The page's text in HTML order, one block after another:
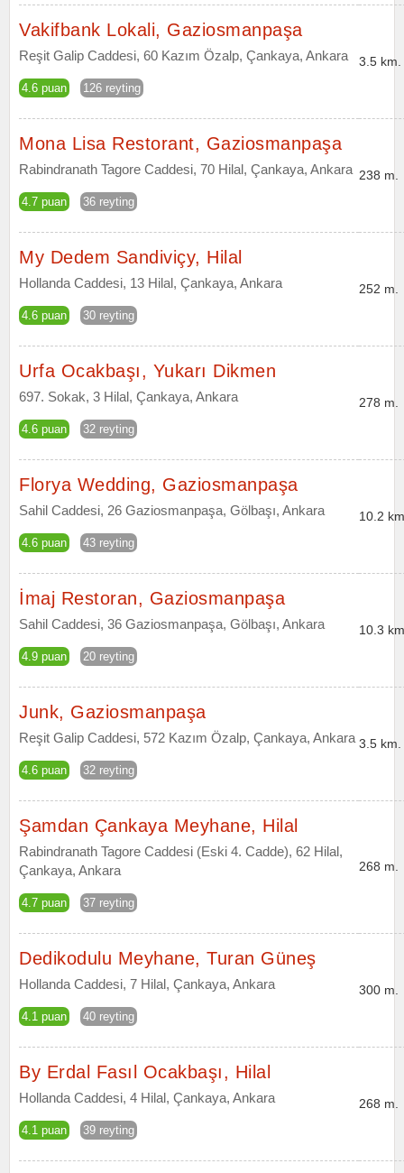
Vakifbank Lokali, Gaziosmanpaşa
Reşit Galip Caddesi, 60 Kazım Özalp, Çankaya, Ankara
4.6 puan 126 reyting
3.5 km.
Mona Lisa Restorant, Gaziosmanpaşa
Rabindranath Tagore Caddesi, 70 Hilal, Çankaya, Ankara
4.7 puan 36 reyting
238 m.
My Dedem Sandiviçy, Hilal
Hollanda Caddesi, 13 Hilal, Çankaya, Ankara
4.6 puan 30 reyting
252 m.
Urfa Ocakbaşı, Yukarı Dikmen
697. Sokak, 3 Hilal, Çankaya, Ankara
4.6 puan 32 reyting
278 m.
Florya Wedding, Gaziosmanpaşa
Sahil Caddesi, 26 Gaziosmanpaşa, Gölbaşı, Ankara
4.6 puan 43 reyting
10.2
İmaj Restoran, Gaziosmanpaşa
Sahil Caddesi, 36 Gaziosmanpaşa, Gölbaşı, Ankara
4.9 puan 20 reyting
10.3
Junk, Gaziosmanpaşa
Reşit Galip Caddesi, 572 Kazım Özalp, Çankaya, Ankara
4.6 puan 32 reyting
3.5 km.
Şamdan Çankaya Meyhane, Hilal
Rabindranath Tagore Caddesi (Eski 4. Cadde), 62 Hilal,
Çankaya, Ankara
4.7 puan 37 reyting
268 m.
Dedikodulu Meyhane, Turan Güneş
Hollanda Caddesi, 7 Hilal, Çankaya, Ankara
4.1 puan 40 reyting
300 m.
By Erdal Fasıl Ocakbaşı, Hilal
Hollanda Caddesi, 4 Hilal, Çankaya, Ankara
4.1 puan 39 reyting
268 m.